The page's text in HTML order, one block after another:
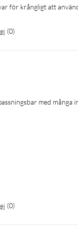
för krångligt att
(0)
med många
(0)